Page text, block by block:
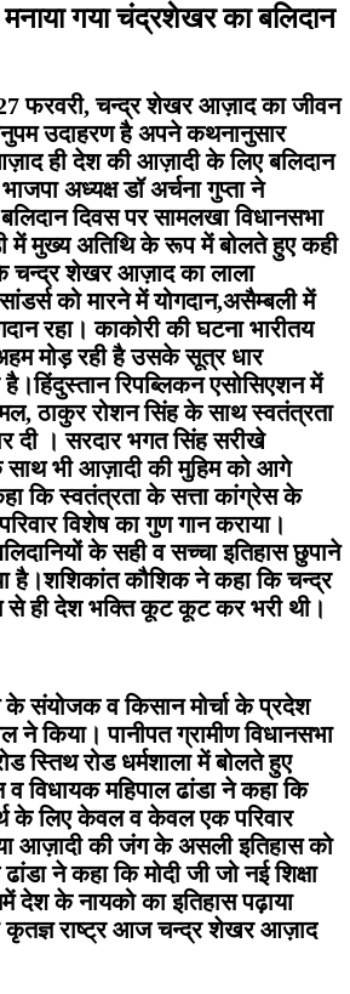
मनाया गया चंद्रशेखर का बलिदान
फरवरी, चन्द्र शेखर आज़ाद का जीवन
उदाहरण है अपने कथनानुसार
ही देश की आज़ादी के लिए बलिदान
अध्यक्ष डॉ अर्चना गुप्ता ने
दिवस पर सामलखा विधानसभा
में मुख्य अतिथि के रूप में बोलते हुए कही
चन्द्र शेखर आज़ाद का लाला
को मारने में योगदान,असैम्बली में
रहा। काकोरी की घटना भारीतय
मोड़ रही है उसके सूत्र धार
रिपब्लिकन एसोसिएशन में
ठाकुर रोशन सिंह के साथ स्वतंत्रता
दी । सरदार भगत सिंह सरीखे
साथ भी आज़ादी की मुहिम को आगे
कि स्वतंत्रता के सत्ता कांग्रेस के
विशेष का गुण गान कराया।
के सही व सच्चा इतिहास छुपाने
है।शशिकांत कौशिक ने कहा कि चन्द्र
ही देश भक्ति कूट कूट कर भरी थी।
संयोजक व किसान मोर्चा के प्रदेश
ने किया। पानीपत ग्रामीण विधानसभा
स्तिथ रोड धर्मशाला में बोलते हुए
व विधायक महिपाल ढांडा ने कहा कि
के लिए केवल व केवल एक परिवार
आज़ादी की जंग के असली इतिहास को
ने कहा कि मोदी जी जो नई शिक्षा
के नायको का इतिहास पढ़ाया
कृतज्ञ राष्ट्र आज चन्द्र शेखर आज़ाद